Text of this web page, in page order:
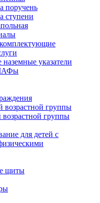
поручень
ступени
указатели
группы
группы
для детей с
щиты